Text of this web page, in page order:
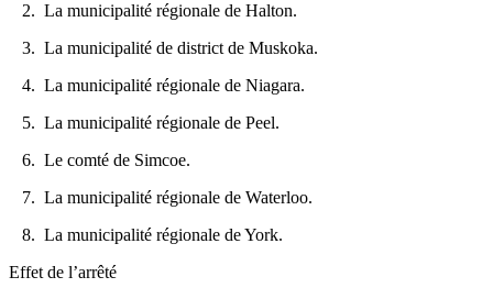
2. La municipalité régionale de Halton.
3. La municipalité de district de Muskoka.
4. La municipalité régionale de Niagara.
5. La municipalité régionale de Peel.
6. Le comté de Simcoe.
7. La municipalité régionale de Waterloo.
8. La municipalité régionale de York.
Effet de l’arrêté